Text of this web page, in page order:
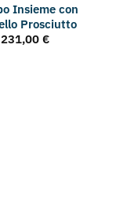
Insieme con
Prosciutto
231,00 €